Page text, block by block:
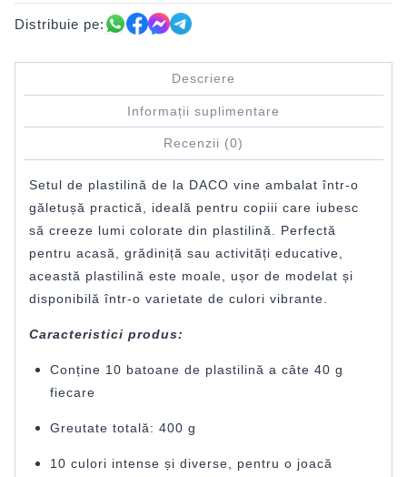
Distribuie pe:
Descriere
Informații suplimentare
Recenzii (0)
Setul de plastilină de la DACO vine ambalat într-o
găletușă practică, ideală pentru copiii care iubesc
să creeze lumi colorate din plastilină. Perfectă
pentru acasă, grădiniță sau activități educative,
această plastilină este moale, ușor de modelat și
disponibilă într-o varietate de culori vibrante.
Caracteristici produs:
Conține 10 batoane de plastilină a câte 40 g
fiecare
Greutate totală: 400 g
10 culori intense și diverse, pentru o joacă